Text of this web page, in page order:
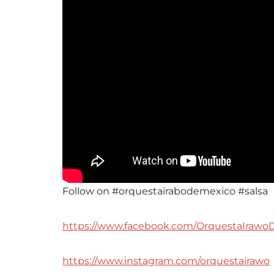
Follow on #orquestairabodemexico #salsa
https://www.facebook.com/
https://www.instagram.com/orquestairawo